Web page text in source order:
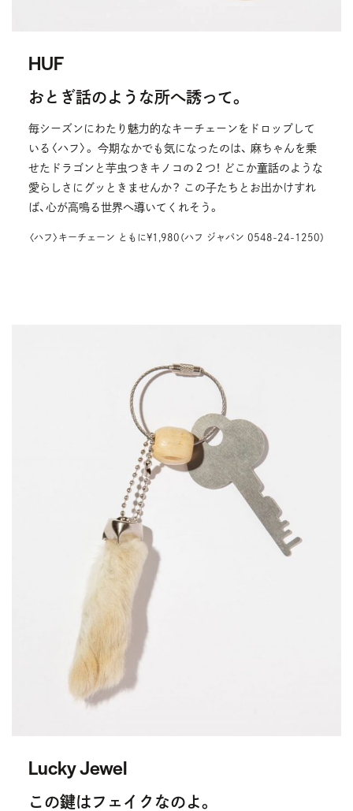
HUF
おとぎ話のような所へ誘って。
毎シーズンにわたり魅力的なキーチェーンをドロップして
いる〈ハフ〉。 今期なかでも気になったのは、 麻ちゃんを乗
せたドラゴンと芋虫つきキノコの２つ！ どこか童話のような
愛らしさにグッときませんか？ この子たちとお出かけすれ
ば、心が高鳴る世界へ導いてくれそう。
〈ハフ〉キーチェーン ともに¥1,980（ハフ ジャパン 0548-24-1250）
Lucky Jewel
この鍵はフェイクなのよ。